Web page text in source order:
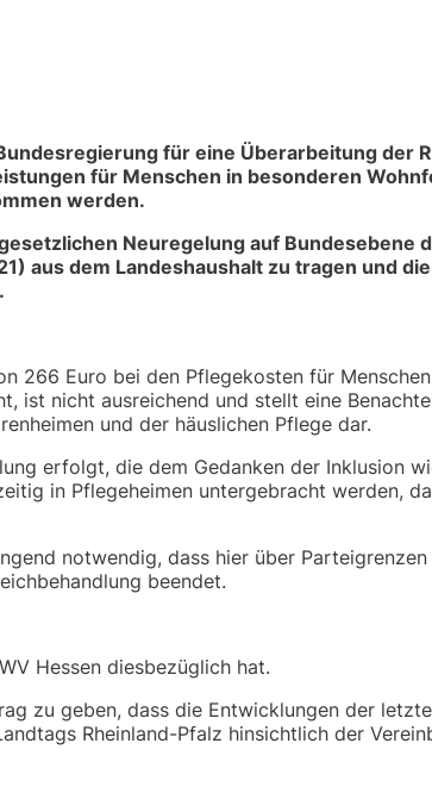
für eine Überarbeitung der
für Menschen in besonderen
werden.
Neuregelung auf Bundesebene
aus dem Landeshaushalt zu tragen und die
266 Euro bei den Pflegekosten für
ist nicht ausreichend und stellt eine
und der häuslichen Pflege dar.
erfolgt, die dem Gedanken der Inklusion
in Pflegeheimen untergebracht werden,
notwendig, dass hier über
beendet.
Hessen diesbezüglich hat.
zu geben, dass die Entwicklungen der
Rheinland-Pfalz hinsichtlich der